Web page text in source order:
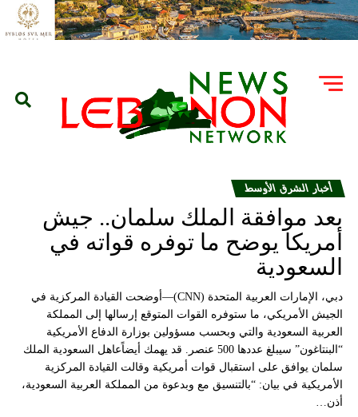
أخبار الشرق الأوسط
بعد موافقة الملك سلمان.. جيش
أمريكا يوضح ما توفره قواته في
السعودية
دبي، الإمارات العربية المتحدة (CNN)—أوضحت القيادة المركزية في
الجيش الأمريكي، ما ستوفره القوات المتوقع إرسالها إلى المملكة
العربية السعودية والتي وبحسب مسؤولين بوزارة الدفاع الأمريكية
“البنتاغون” سيبلغ عددها 500 عنصر. قد يهمك أيضاًعاهل السعودية الملك
سلمان يوافق على استقبال قوات أمريكية وقالت القيادة المركزية
الأمريكية في بيان: “بالتنسيق مع وبدعوة من المملكة العربية السعودية،
أذن…